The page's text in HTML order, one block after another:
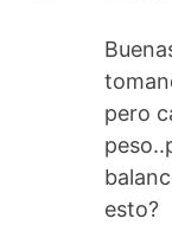
pero
esto?